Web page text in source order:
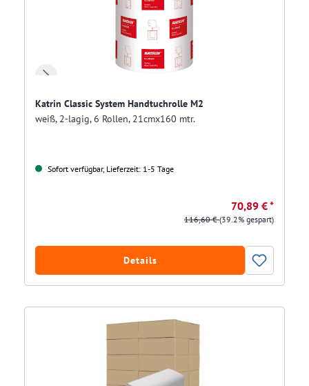
Katrin Classic System Handtuchrolle M2
weiß, 2-lagig, 6 Rollen, 21cmx160 mtr.
Sofort verfügbar, Lieferzeit: 1-5 Tage
70,89 € *
116,60 €(39.2% gespart)
Details